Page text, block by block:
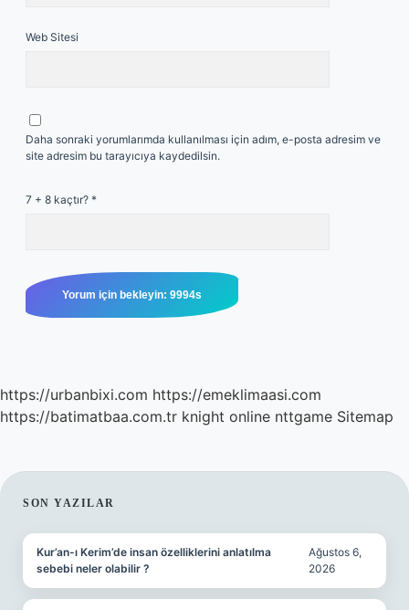
Web Sitesi
Daha sonraki yorumlarımda kullanılması için adım, e-posta adresim ve
site adresim bu tarayıcıya kaydedilsin.
7 + 8 kaçtır? *
https://urbanbixi.com https://emeklimaasi.com
https://batimatbaa.com.tr knight online nttgame Sitemap
SIDEBAR
SON YAZILAR
Kur’an-ı Kerim’de insan özelliklerini anlatılma
sebebi neler olabilir ?
Ağustos 6,
2026